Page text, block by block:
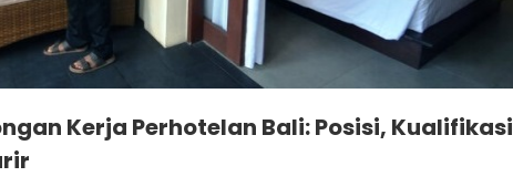
Kerja Perhotelan Bali: Posisi, Kualifikasi